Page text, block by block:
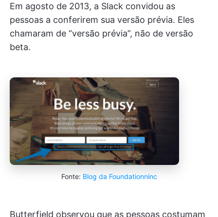
Em agosto de 2013, a Slack convidou as
pessoas a conferirem sua versão prévia. Eles
chamaram de “versão prévia”, não de versão
beta.
Fonte: Blog da Foundationninc
Butterfield observou que as pessoas costumam